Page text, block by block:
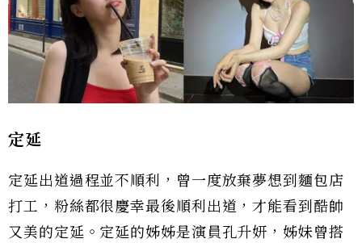
定延
定延出道過程並不順利，曾一度放棄夢想到麵包店
打工，粉絲都很慶幸最後順利出道，才能看到酷帥
又美的定延。定延的姊姊是演員孔升妍，姊妹曾搭